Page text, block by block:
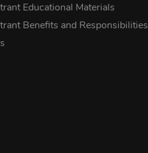
Educational Materials
Benefits and Responsibilities